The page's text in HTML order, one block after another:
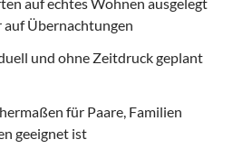
Übernachtungen
und ohne Zeitdruck geplant
für Paare, Familien
geeignet ist